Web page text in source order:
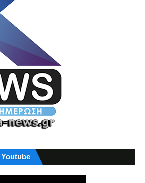
Youtube